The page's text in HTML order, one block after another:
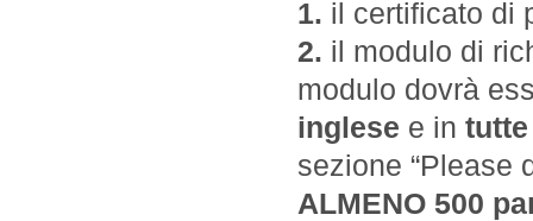
1. il certificato di
2. il modulo di
modulo dovrà
inglese e in
sezione “Please
ALMENO 500